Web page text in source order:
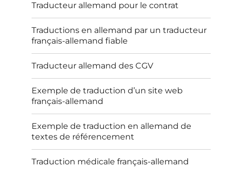
Traducteur allemand pour le contrat
Traductions en allemand par un traducteur
français-allemand fiable
Traducteur allemand des CGV
Exemple de traduction d’un site web
français-allemand
Exemple de traduction en allemand de
textes de référencement
Traduction médicale français-allemand